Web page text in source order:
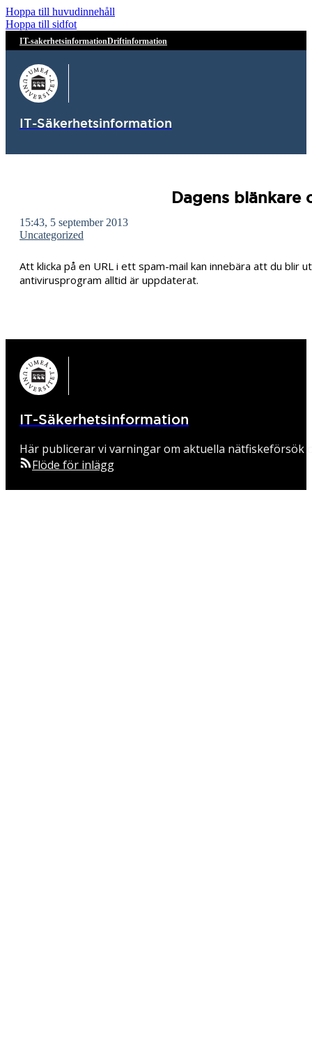
Hoppa till huvudinnehåll
Hoppa till sidfot
IT-sakerhetsinformationDriftinformation
IT-Säkerhetsinformation
Dagens
15:43, 5 september 2013
Uncategorized
Att klicka på en URL i ett spam-mail kan innebära att du
antivirusprogram alltid är uppdaterat.
IT-Säkerhetsinformation
Här publicerar vi varningar om aktuella
Flöde för inlägg